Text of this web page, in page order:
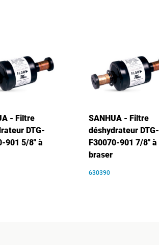
- Filtre
DTG-
901 5/8" à
SANHUA - Filtre
déshydrateur DTG-
F30070-901 7/8" à
braser
630390